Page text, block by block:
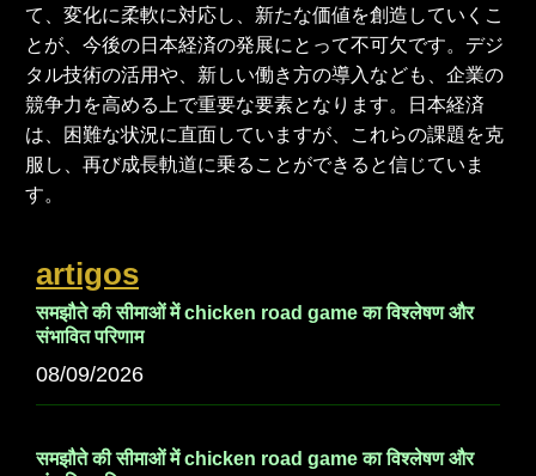
て、変化に柔軟に対応し、新たな価値を創造していくこ
とが、今後の日本経済の発展にとって不可欠です。デジ
タル技術の活用や、新しい働き方の導入なども、企業の
競争力を高める上で重要な要素となります。日本経済
は、困難な状況に直面していますが、これらの課題を克
服し、再び成長軌道に乗ることができると信じていま
す。
artigos
समझौते की सीमाओं में chicken road game का विश्लेषण और
संभावित परिणाम
08/09/2026
समझौते की सीमाओं में chicken road game का विश्लेषण और